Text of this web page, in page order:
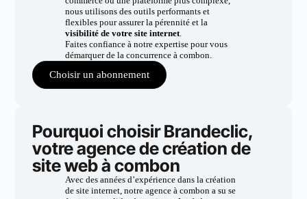
nous utilisons des outils performants et
flexibles pour assurer la pérennité et la
visibilité de votre site internet.
Faites confiance à notre expertise pour vous
démarquer de la concurrence à combon.
Choisir un abonnement
Pourquoi choisir Brandeclic,
votre agence de création de
site web à combon
Avec des années d’expérience dans la création
de site internet, notre agence à combon a su se